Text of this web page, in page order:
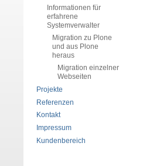
Informationen für
erfahrene
Systemverwalter
Migration zu Plone
und aus Plone
heraus
Migration einzelner
Webseiten
Projekte
Referenzen
Kontakt
Impressum
Kundenbereich